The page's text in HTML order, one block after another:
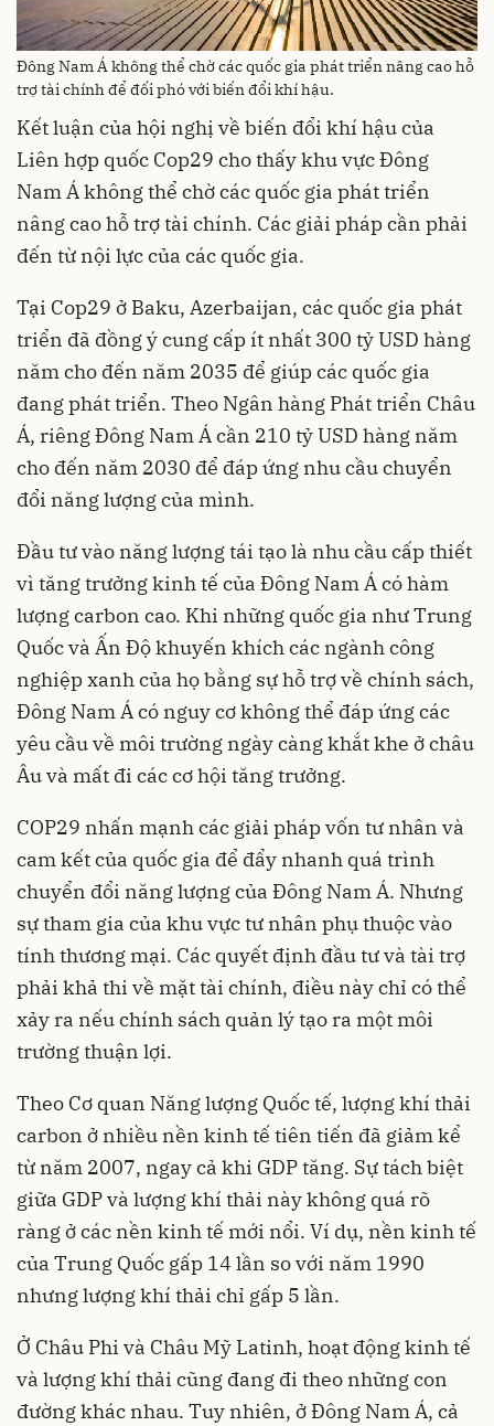
Đông Nam Á không thể chờ các quốc gia phát triển nâng cao hỗ
trợ tài chính để đối phó với biến đổi khí hậu.
Kết luận của hội nghị về biến đổi khí hậu của
Liên hợp quốc Cop29 cho thấy khu vực Đông
Nam Á không thể chờ các quốc gia phát triển
nâng cao hỗ trợ tài chính. Các giải pháp cần phải
đến từ nội lực của các quốc gia.
Tại Cop29 ở Baku, Azerbaijan, các quốc gia phát
triển đã đồng ý cung cấp ít nhất 300 tỷ USD hàng
năm cho đến năm 2035 để giúp các quốc gia
đang phát triển. Theo Ngân hàng Phát triển Châu
Á, riêng Đông Nam Á cần 210 tỷ USD hàng năm
cho đến năm 2030 để đáp ứng nhu cầu chuyển
đổi năng lượng của mình.
Đầu tư vào năng lượng tái tạo là nhu cầu cấp thiết
vì tăng trưởng kinh tế của Đông Nam Á có hàm
lượng carbon cao. Khi những quốc gia như Trung
Quốc và Ấn Độ khuyến khích các ngành công
nghiệp xanh của họ bằng sự hỗ trợ về chính sách,
Đông Nam Á có nguy cơ không thể đáp ứng các
yêu cầu về môi trường ngày càng khắt khe ở châu
Âu và mất đi các cơ hội tăng trưởng.
COP29 nhấn mạnh các giải pháp vốn tư nhân và
cam kết của quốc gia để đẩy nhanh quá trình
chuyển đổi năng lượng của Đông Nam Á. Nhưng
sự tham gia của khu vực tư nhân phụ thuộc vào
tính thương mại. Các quyết định đầu tư và tài trợ
phải khả thi về mặt tài chính, điều này chỉ có thể
xảy ra nếu chính sách quản lý tạo ra một môi
trường thuận lợi.
Theo Cơ quan Năng lượng Quốc tế, lượng khí thải
carbon ở nhiều nền kinh tế tiên tiến đã giảm kể
từ năm 2007, ngay cả khi GDP tăng. Sự tách biệt
giữa GDP và lượng khí thải này không quá rõ
ràng ở các nền kinh tế mới nổi. Ví dụ, nền kinh tế
của Trung Quốc gấp 14 lần so với năm 1990
nhưng lượng khí thải chỉ gấp 5 lần.
Ở Châu Phi và Châu Mỹ Latinh, hoạt động kinh tế
và lượng khí thải cũng đang đi theo những con
đường khác nhau. Tuy nhiên, ở Đông Nam Á, cả